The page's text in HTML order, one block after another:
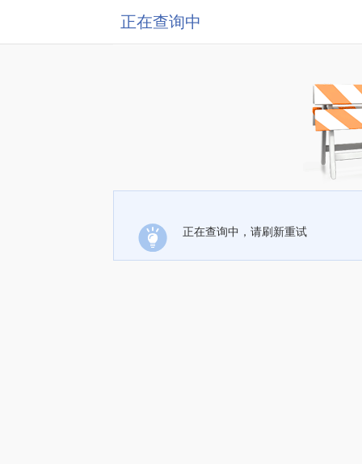
正在查询中
正在查询中，请刷新重试